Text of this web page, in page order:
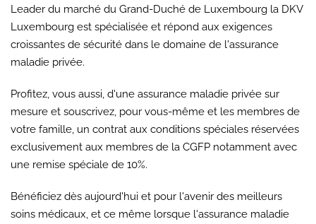
Leader du marché du Grand-Duché de Luxembourg la DKV
Luxembourg est spécialisée et répond aux exigences
croissantes de sécurité dans le domaine de l'assurance
maladie privée.
Profitez, vous aussi, d'une assurance maladie privée sur
mesure et souscrivez, pour vous-même et les membres de
votre famille, un contrat aux conditions spéciales réservées
exclusivement aux membres de la CGFP notamment avec
une remise spéciale de 10%.
Bénéficiez dès aujourd'hui et pour l'avenir des meilleurs
soins médicaux, et ce même lorsque l'assurance maladie